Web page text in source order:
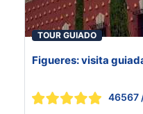
TOUR GUIADO
Figueres: visita
46567